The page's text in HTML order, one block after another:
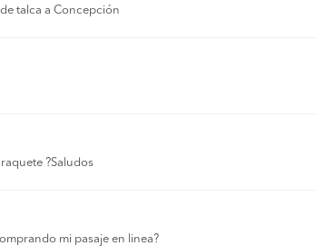
talca a Concepción
?Saludos
mi pasaje en linea?